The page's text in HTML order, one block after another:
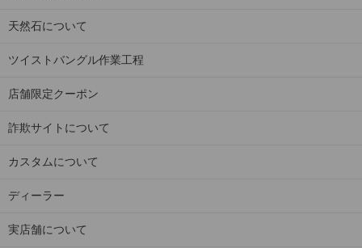
天然石について
ツイストバングル作業工程
店舗限定クーポン
詐欺サイトについて
カスタムについて
ディーラー
実店舗について